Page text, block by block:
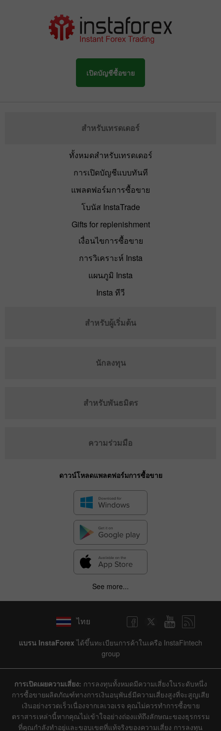
เปิดบัญชีซื้อขาย
สำหรับเทรดเดอร์
ทั้งหมดสำหรับเทรดเดอร์
การเปิดบัญชีแบบทันที
แพลตฟอร์มการซื้อขาย
โบนัส InstaTrade
Gifts for replenishment
เงื่อนไขการซื้อขาย
การวิเคราะห์ Insta
แผนภูมิ Insta
Insta ทีวี
สำหรับผู้เริ่มต้น
นักลงทุน
สำหรับพันธมิตร
ความร่วมมือ
ดาวน์โหลดแพลตฟอร์มการซื้อขาย
See more...
ไทย
แบรน InstaForex ได้ขึ้นทะเบียนการค้าในเครือ InstaFintech
group
การเปิดเผยความเสี่ยง: การลงทุนทั้งหมดมีความเสี่ยงในระดับหนึ่ง
การซื้อขายผลิตภัณฑ์ทางการเงินอนุพันธ์มีความเสี่ยงสูงที่จะสูญเสีย
เงินอย่างรวดเร็วเนื่องจากเลเวอเรจ คุณไม่ควรทำการซื้อขาย
ตราสารเหล่านี้หากคุณไม่เข้าใจอย่างถ่องแท้ถึงลักษณะของธุรกรรม
ที่คุณกำลังทำอยู่และขอบเขตที่แท้จริงของความเสี่ยง การลงทุน